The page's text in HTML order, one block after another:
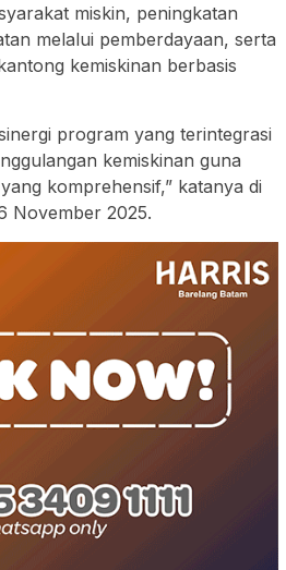
miskin, peningkatan
melalui pemberdayaan, serta
kemiskinan berbasis
program yang terintegrasi
kemiskinan guna
komprehensif,” katanya di
November 2025.